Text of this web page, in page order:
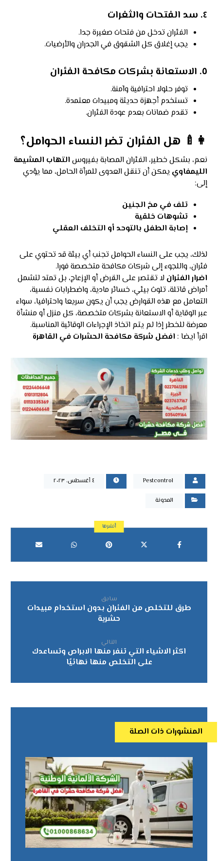
٤. سد الفتحات والثغرات
الفئران تدخل من فتحات صغيرة جدا.
يجب إغلاق كل الشقوق في الجدران والأرضيات.
٥. الاستعانة بشركات مكافحة الفئران
توفر حلولا احترافية وآمنة.
تستخدم أجهزة حديثة ومبيدات معتمدة.
تقدم ضمانات بعدم عودة الفئران.
👩‍🍼 هل الفئران تضر النساء الحوامل؟
نعم، بشكل خطير، الفئران المصابة بفيروس التهاب المشيمة
الليمفاوي يمكن أن تنقل العدوى للمرأة الحامل، مما يؤدي
إلى:
تلف في مخ الجنين
تشوهات خلقية
إصابة الطفل بالتوحد أو التخلف العقلي
لذلك، يجب على النساء الحوامل تجنب أي بيئة قد تحتوي على
فئران، واللجوء إلى شركات مكافحة متخصصة فورا.
اضرار الفئران لا تقتصر على القرض أو الإزعاج، بل تمتد لتشمل
أمراض قاتلة، تلوث بيئي، خسائر مادية، واضطرابات نفسية،
التعامل مع هذه القوارض يجب أن يكون سريعا واحترافيا، سواء
عبر الوقاية أو الاستعانة بشركات متخصصة، كل منزل أو منشأة
معرضة للخطر إذا لم يتم اتخاذ الإجراءات الوقائية المناسبة.
اقرأ ايضا : افضل شركة مكافحة الحشرات في القاهرة
Pestcontrol ٤ أغسطس، ٢٠٢٣
المدونة
سابق
طرق للتخلص من الفئران بدون استخدام مبيدات
حشرية
التالي
اكثر الاشياء التي تنفر منها الابراص وتساعدك
على التخلص منها نهائيًا
المنشورات ذات الصلة